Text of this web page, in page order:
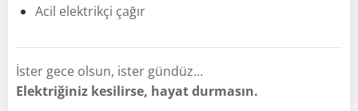
Acil elektrikçi çağır
İster gece olsun, ister gündüz…
Elektriğiniz kesilirse, hayat durmasın.